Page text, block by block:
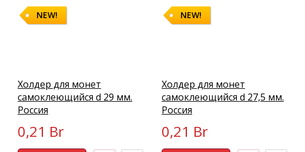
NEW!
Холдер для монет
самоклеющийся d 29 мм.
Россия
0,21 Br
NEW!
Холдер для монет
самоклеющийся d 27,5 мм.
Россия
0,21 Br